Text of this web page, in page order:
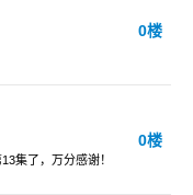
0楼
0楼
集了，万分感谢！